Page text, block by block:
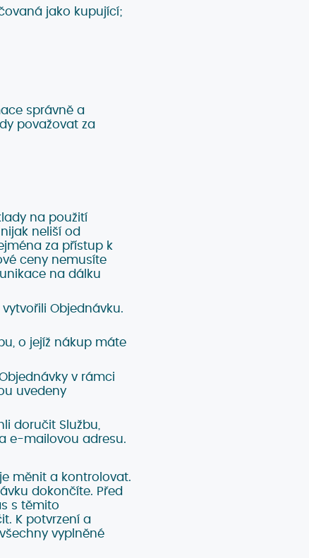
jako kupující;
správně a
považovat za
na použití
neliší od
za přístup k
ceny nemusíte
na dálku
Objednávku.
o jejíž nákup máte
v rámci
uvedeny
doručit Službu,
e-mailovou adresu.
měnit a kontrolovat.
dokončíte. Před
s těmito
K potvrzení a
vyplněné